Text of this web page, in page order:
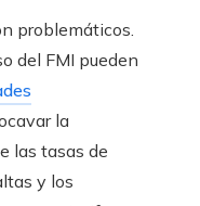
problemáticos.
del FMI pueden
la
las tasas de
y los